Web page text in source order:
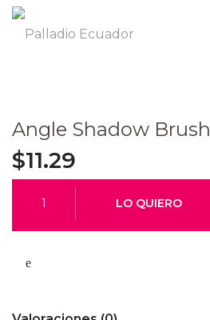
Angle Shadow Brush
$11.29